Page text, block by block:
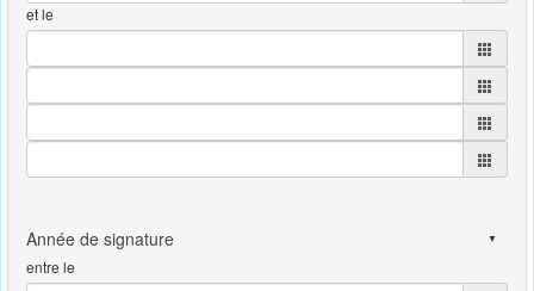
et le
entre le